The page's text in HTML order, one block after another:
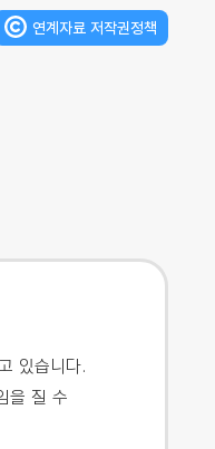
연계자료 저작권정책
있습니다.
을 질 수